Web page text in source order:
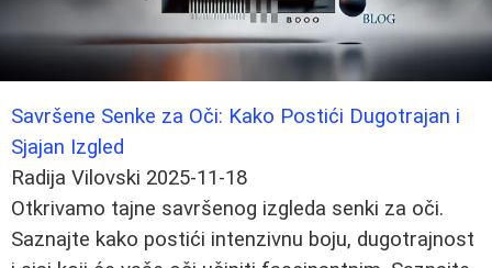
Savršene Senke za Oči: Kako Postići Dugotrajan i
Sjajan Izgled
Radija Vilovski 2025-11-18
Otkrivamo tajne savršenog izgleda senki za oči.
Saznajte kako postići intenzivnu boju, dugotrajnost